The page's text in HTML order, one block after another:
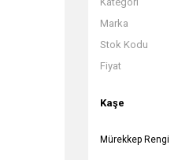
Marka
Stok Kodu
Fiyat
Kaşe
Mürekkep Rengi